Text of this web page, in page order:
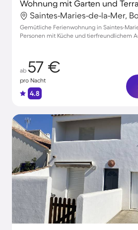
Wohnung mit Garten und
Gemütliche Ferienwohnung in Saintes-
Personen mit Küche und tierfreundlichem
ab 57 €
pro Nacht
4.8